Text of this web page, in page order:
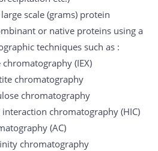
scale (grams) protein
or native proteins using a
techniques such as :
chromatography (IEX)
chromatography
chromatography
chromatography (HIC)
(AC)
chromatography